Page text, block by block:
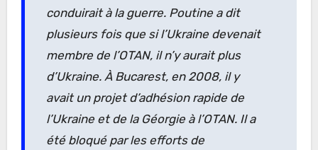
conduirait à la guerre. Poutine a dit
plusieurs fois que si l’Ukraine devenait
membre de l’OTAN, il n’y aurait plus
d’Ukraine. À Bucarest, en 2008, il y
avait un projet d’adhésion rapide de
l’Ukraine et de la Géorgie à l’OTAN. Il a
été bloqué par les efforts de